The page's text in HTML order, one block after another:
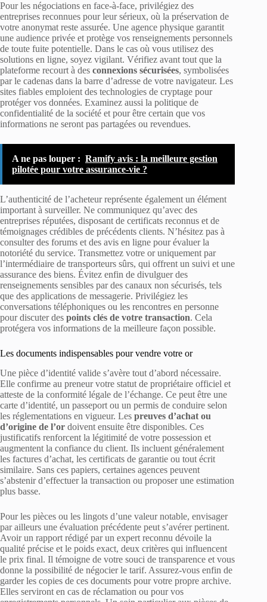
Pour les négociations en face-à-face, privilégiez des
entreprises reconnues pour leur sérieux, où la préservation de
votre anonymat reste assurée. Une agence physique garantit
une audience privée et protège vos renseignements personnels
de toute fuite potentielle. Dans le cas où vous utilisez des
solutions en ligne, soyez vigilant. Vérifiez avant tout que la
plateforme recourt à des connexions sécurisées, symbolisées
par le cadenas dans la barre d’adresse de votre navigateur. Les
sites fiables emploient des technologies de cryptage pour
protéger vos données. Examinez aussi la politique de
confidentialité de la société et pour être certain que vos
informations ne seront pas partagées ou revendues.
A ne pas louper : Ramify avis : la meilleure gestion
pilotée pour votre assurance-vie ?
L’authenticité de l’acheteur représente également un élément
important à surveiller. Ne communiquez qu’avec des
entreprises réputées, disposant de certificats reconnus et de
témoignages crédibles de précédents clients. N’hésitez pas à
consulter des forums et des avis en ligne pour évaluer la
notoriété du service. Transmettez votre or uniquement par
l’intermédiaire de transporteurs sûrs, qui offrent un suivi et une
assurance des biens. Évitez enfin de divulguer des
renseignements sensibles par des canaux non sécurisés, tels
que des applications de messagerie. Privilégiez les
conversations téléphoniques ou les rencontres en personne
pour discuter des points clés de votre transaction. Cela
protégera vos informations de la meilleure façon possible.
Les documents indispensables pour vendre votre or
Une pièce d’identité valide s’avère tout d’abord nécessaire.
Elle confirme au preneur votre statut de propriétaire officiel et
atteste de la conformité légale de l’échange. Ce peut être une
carte d’identité, un passeport ou un permis de conduire selon
les réglementations en vigueur. Les preuves d’achat ou
d’origine de l’or doivent ensuite être disponibles. Ces
justificatifs renforcent la légitimité de votre possession et
augmentent la confiance du client. Ils incluent généralement
les factures d’achat, les certificats de garantie ou tout écrit
similaire. Sans ces papiers, certaines agences peuvent
s’abstenir d’effectuer la transaction ou proposer une estimation
plus basse.
Pour les pièces ou les lingots d’une valeur notable, envisager
par ailleurs une évaluation précédente peut s’avérer pertinent.
Avoir un rapport rédigé par un expert reconnu dévoile la
qualité précise et le poids exact, deux critères qui influencent
le prix final. Il témoigne de votre souci de transparence et vous
donne la possibilité de négocier le tarif. Assurez-vous enfin de
garder les copies de ces documents pour votre propre archive.
Elles serviront en cas de réclamation ou pour vos